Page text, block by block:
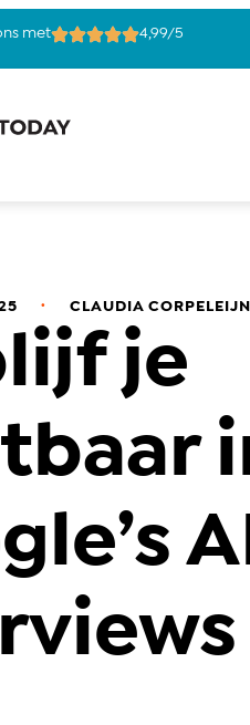
met 4,99/5
. CLAUDIA CORPELEIJN
je
AI